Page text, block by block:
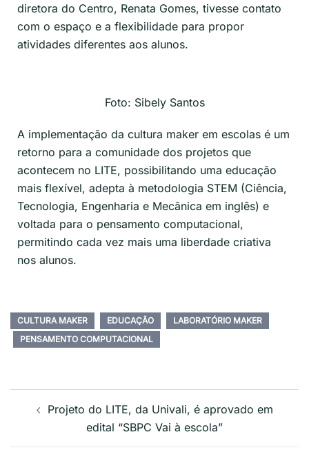
diretora do Centro, Renata Gomes, tivesse contato
com o espaço e a flexibilidade para propor
atividades diferentes aos alunos.
Foto: Sibely Santos
A implementação da cultura maker em escolas é um
retorno para a comunidade dos projetos que
acontecem no LITE, possibilitando uma educação
mais flexível, adepta à metodologia STEM (Ciência,
Tecnologia, Engenharia e Mecânica em inglês) e
voltada para o pensamento computacional,
permitindo cada vez mais uma liberdade criativa
nos alunos.
CULTURA MAKER EDUCAÇÃO
LABORATÓRIO MAKER
PENSAMENTO COMPUTACIONAL
Projeto do LITE, da Univali, é aprovado em
edital “SBPC Vai à escola”